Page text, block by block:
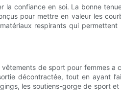
confiance en soi. La bonne
pour mettre en valeur les
respirants qui
de sport pour femmes a
décontractée, tout en ayant
les soutiens-gorge de sport